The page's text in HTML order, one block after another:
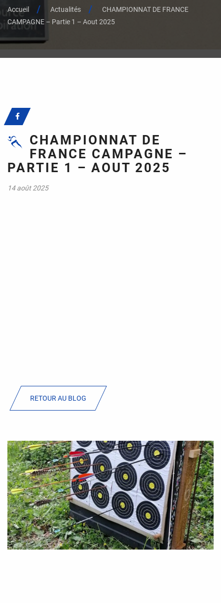
Accueil Actualités
CHAMPIONNAT DE FRANCE
CAMPAGNE – Partie 1 – Aout 2025
CHAMPIONNAT DE
FRANCE CAMPAGNE –
PARTIE 1 – AOUT 2025
14 août 2025
RETOUR AU BLOG